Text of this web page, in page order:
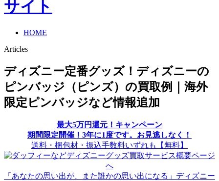
HOME
Articles
ディズニー定番グッズ！ディズニーの
ピンバッジ（ピンズ）の買取例｜海外
限定ピンバッジなど情報追加
最大5万円還元！キャンペーン
期間限定開催！3年に1度です。お見逃しなく！
送料・梱包材・振込手数料いずれも【無料】
「あなたの思い出が、また誰かの思い出になる」ディズニー